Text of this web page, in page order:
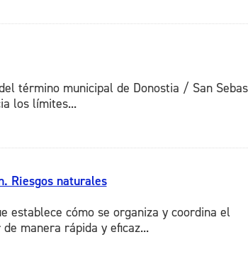
término municipal de Donostia / San
los límites...
Riesgos naturales
establece cómo se organiza y coordina el
manera rápida y eficaz...